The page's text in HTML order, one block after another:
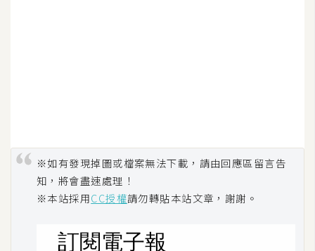
導
覽
※如有發現掉圖或檔案無法下載，請由回應區留言告
知，將會盡速處理！
※本站採用CC授權請勿轉貼本站文章，謝謝。